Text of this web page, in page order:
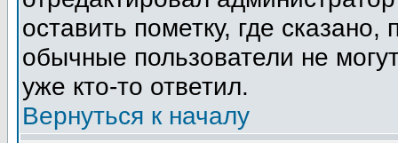
оставить пометку, где
обычные пользователи не
уже кто-то ответил.
Вернуться к началу